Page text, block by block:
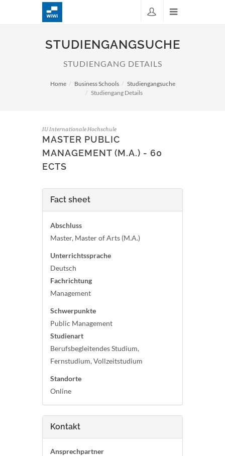
STUDIENGANGSUCHE
STUDIENGANG DETAILS
Home Business Schools
Studiengangsuche
Studiengang Details
IU Internationale Hochschule
MASTER PUBLIC
MANAGEMENT (M.A.) - 60
ECTS
Fact sheet
Abschluss
Master, Master of Arts (M.A.)
Unterrichtssprache
Deutsch
Fachrichtung
Management
Schwerpunkte
Public Management
Studienart
Berufsbegleitendes Studium,
Fernstudium, Vollzeitstudium
Standorte
Online
Kontakt
Ansprechpartner